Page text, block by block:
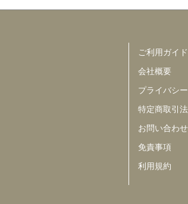
ご利用ガイド
会社概要
プライバシ
特定商取引
お問い合わせ
免責事項
利用規約